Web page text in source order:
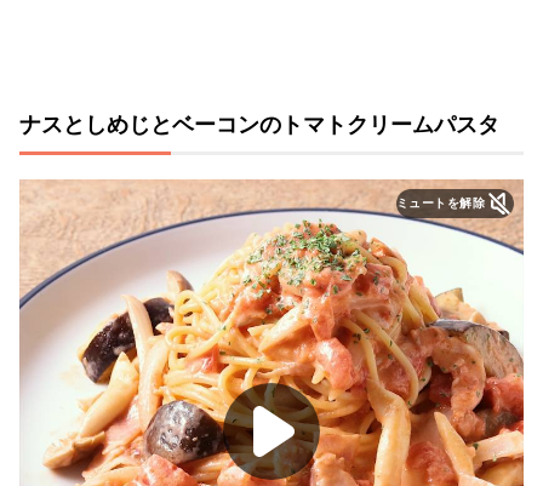
ナスとしめじとベーコンのトマトクリームパスタ
ミュートを解除